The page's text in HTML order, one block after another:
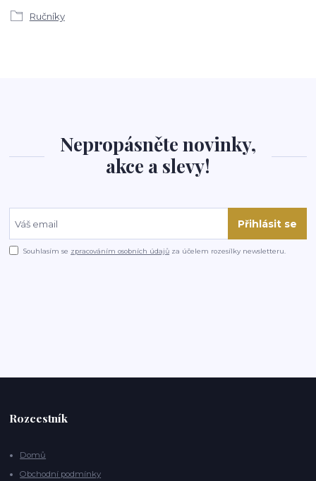
Ručníky
Nepropásněte novinky,
akce a slevy!
Přihlásit se
Souhlasím se zpracováním osobních údajů za účelem rozesílky newsletteru.
Rozcestník
Domů
Obchodní podmínky